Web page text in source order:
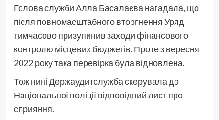
Голова служби Алла Басалаєва нагадала, що
після повномасштабного вторгнення Уряд
тимчасово призупинив заходи фінансового
контролю місцевих бюджетів. Проте з вересня
2022 року така перевірка була відновлена.
Тож нині Держаудитслужба скерувала до
Національної поліції відповідний лист про
сприяння.